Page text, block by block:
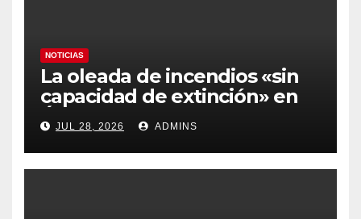
NOTICIAS
La oleada de incendios «sin
capacidad de extinción» en
Ávila y al oeste de Madrid
obliga a declarar la
emergencia nacional
JUL 28, 2026 ADMINS